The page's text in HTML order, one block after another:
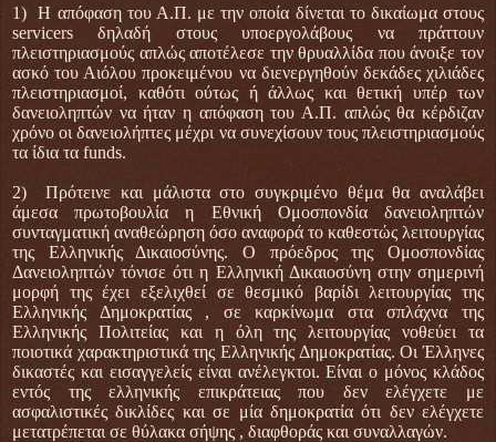
1) Η απόφαση του Α.Π. με την οποία δίνεται το δικαίωμα στους
servicers δηλαδή στους υποεργολάβους να πράττουν
πλειστηριασμούς απλώς αποτέλεσε την θρυαλλίδα που άνοιξε τον
ασκό του Αιόλου προκειμένου να διενεργηθούν δεκάδες χιλιάδες
πλειστηριασμοί, καθότι ούτως ή άλλως και θετική υπέρ των
δανειοληπτών να ήταν η απόφαση του Α.Π. απλώς θα κέρδιζαν
χρόνο οι δανειολήπτες μέχρι να συνεχίσουν τους πλειστηριασμούς
τα ίδια τα funds.
2) Πρότεινε και μάλιστα στο συγκριμένο θέμα θα αναλάβει
άμεσα πρωτοβουλία η Εθνική Ομοσπονδία δανειοληπτών
συνταγματική αναθεώρηση όσο αναφορά το καθεστώς λειτουργίας
της Ελληνικής Δικαιοσύνης. Ο πρόεδρος της Ομοσπονδίας
Δανειοληπτών τόνισε ότι η Ελληνική Δικαιοσύνη στην σημερινή
μορφή της έχει εξελιχθεί σε θεσμικό βαρίδι λειτουργίας της
Ελληνικής Δημοκρατίας , σε καρκίνωμα στα σπλάχνα της
Ελληνικής Πολιτείας και η όλη της λειτουργίας νοθεύει τα
ποιοτικά χαρακτηριστικά της Ελληνικής Δημοκρατίας. Οι Έλληνες
δικαστές και εισαγγελείς είναι ανέλεγκτοι. Είναι ο μόνος κλάδος
εντός της ελληνικής επικράτειας που δεν ελέγχετε με
ασφαλιστικές δικλίδες και σε μία δημοκρατία ότι δεν ελέγχετε
μετατρέπεται σε θύλακα σήψης , διαφθοράς και συναλλαγών.